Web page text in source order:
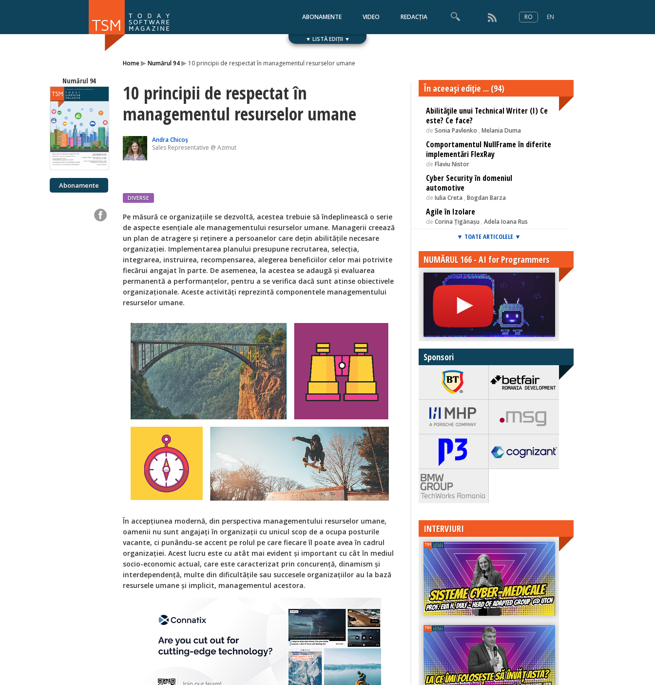
ABONAMENTE VIDEO REDACȚIA RO EN
▼ LISTĂ EDIȚII ▼
Home▸Numărul 94▸ 10 principii de respectat în managementul resurselor umane
Numărul 94
Abonamente
10 principii de respectat în
managementul resurselor umane
Andra Chicoș
Sales Representative @ Azimut
DIVERSE
Pe măsură ce organizațiile se dezvoltă, acestea trebuie să îndeplinească o serie
de aspecte esențiale ale managementului resurselor umane. Managerii creează
un plan de atragere și reținere a persoanelor care dețin abilitățile necesare
organizației. Implementarea planului presupune recrutarea, selecția,
integrarea, instruirea, recompensarea, alegerea beneficiilor celor mai potrivite
fiecărui angajat în parte. De asemenea, la acestea se adaugă și evaluarea
permanentă a performanțelor, pentru a se verifica dacă sunt atinse obiectivele
organizaționale. Aceste activități reprezintă componentele managementului
resurselor umane.
În accepțiunea modernă, din perspectiva managementului resurselor umane,
oamenii nu sunt angajați în organizații cu unicul scop de a ocupa posturile
vacante, ci punându-se accent pe rolul pe care fiecare îl poate avea în cadrul
organizației. Acest lucru este cu atât mai evident și important cu cât în mediul
socio-economic actual, care este caracterizat prin concurență, dinamism și
interdependență, multe din dificultățile sau succesele organizațiilor au la bază
resursele umane și implicit, managementul acestora.
În aceeaşi ediţie ... (94)
Abilitățile unui Technical Writer (I) Ce
este? Ce face?
de Sonia Pavlenko , Melania Duma
Comportamentul NullFrame în diferite
implementări FlexRay
de Flaviu Nistor
Cyber Security în domeniul
automotive
de Iulia Creta , Bogdan Barza
Agile în Izolare
de Corina Țigănașu , Adela Ioana Rus
▼ TOATE ARTICOLELE ▼
NUMĂRUL 166 - AI for Programmers
Sponsori
INTERVIURI